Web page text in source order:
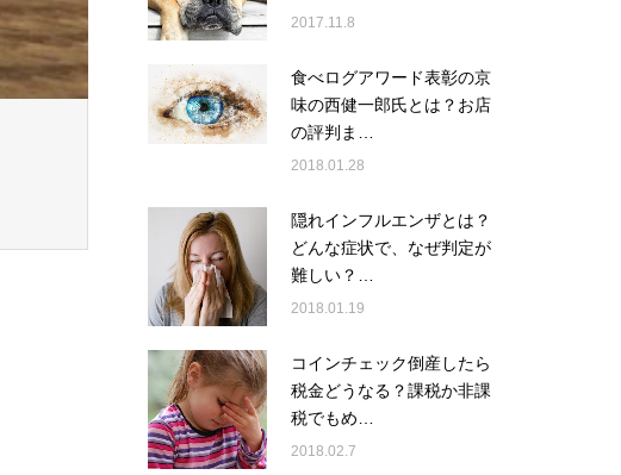
2017.11.8
食べログアワード表彰の京
味の西健一郎氏とは？お店
の評判ま…
2018.01.28
隠れインフルエンザとは？
どんな症状で、なぜ判定が
難しい？…
2018.01.19
コインチェック倒産したら
税金どうなる？課税か非課
税でもめ…
2018.02.7